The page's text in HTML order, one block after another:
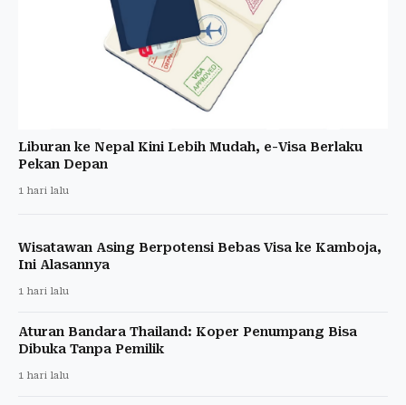
Liburan ke Nepal Kini Lebih Mudah, e-Visa Berlaku
Pekan Depan
1 hari lalu
Wisatawan Asing Berpotensi Bebas Visa ke Kamboja,
Ini Alasannya
1 hari lalu
Aturan Bandara Thailand: Koper Penumpang Bisa
Dibuka Tanpa Pemilik
1 hari lalu